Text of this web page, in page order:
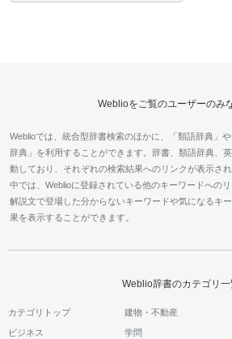
Weblioをご覧のユーザーのみ
Weblioでは、統合型辞書検索のほかに、「類語辞典」
辞典」を利用することができます。辞書、類語辞典、
動しており、それぞれの検索結果へのリンクが表示さ
中では、Weblioに登録されている他のキーワードへの
解説文で登場した分からないキーワードや気になるキ
果を表示することができます。
Weblio辞書のカテゴリ一
カテゴリトップ 建物・不動産
ビジネス 学問